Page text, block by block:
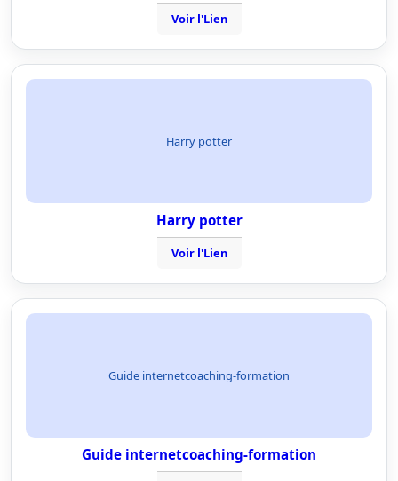
Voir l'Lien
Harry potter
Harry potter
Voir l'Lien
Guide internetcoaching-formation
Guide internetcoaching-formation